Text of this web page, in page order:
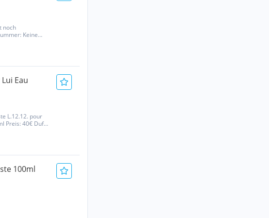
noch
Keine
ja
Eau
L.12.12. pour
Preis: 40€ Duft
100ml